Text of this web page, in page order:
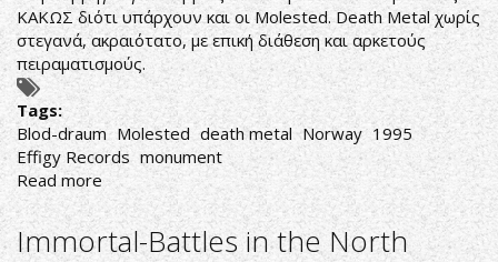
ΚΑΚΩΣ διότι υπάρχουν και οι Molested. Death Metal χωρίς
στεγανά, ακραιότατο, με επική διάθεση και αρκετούς
πειραματισμούς.
Tags:
Blod-draum Molested death metal Norway 1995
Effigy Records monument
Read more about
Molested-
Blod
draum
Immortal-Battles in the North